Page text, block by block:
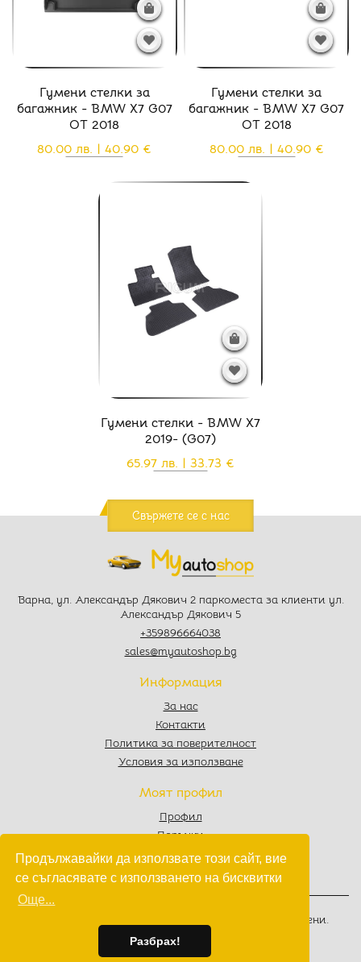
Продължавайки да използвате този сайт, вие
се съгласявате с използването на бисквитки
Още...
Разбрах!
Гумени стелки за
багажник - BMW X7 G07
ОТ 2018
80.00 лв. | 40.90 €
Гумени стелки за
багажник - BMW X7 G07
ОТ 2018
80.00 лв. | 40.90 €
Гумени стелки - BMW X7
2019- (G07)
65.97 лв. | 33.73 €
Свържете се с нас
Варна, ул. Александър Дякович 2 паркоместа за клиенти ул.
Александър Дякович 5
+359896664038
sales@myautoshop.bg
Информация
За нас
Контакти
Политика за поверителност
Условия за използване
Моят профил
Профил
Поръчки
Любими
. Всички права запазени.